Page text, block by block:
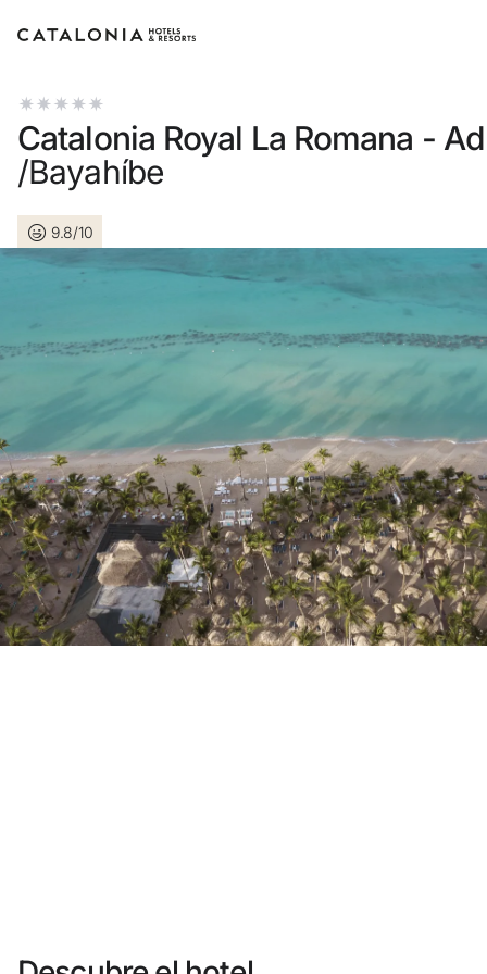
Inicia sesión en tu cuenta
Iniciar sesión
¿Olvidaste tu contraseña?
o usa una de estas opciones
Entra con Google
Iniciar sesión solo con mail
¿Aún no tienes cuenta?
Crear una cuenta
Disfruta los beneficios de formar parte de
Catalonia Royal La Romana -
/Bayahíbe
9.8/10